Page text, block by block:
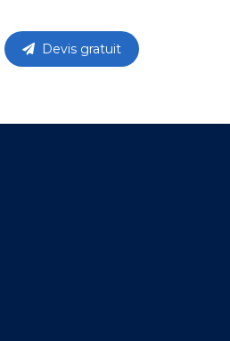
Devis gratuit